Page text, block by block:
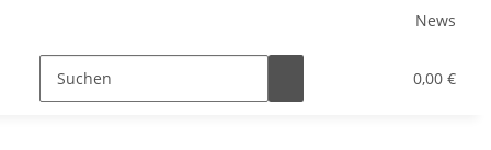
News
0,00 €
Service